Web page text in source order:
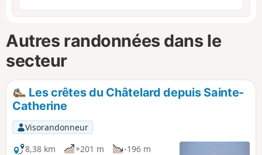
Autres randonnées dans le
secteur
Les crêtes du Châtelard depuis Sainte-
Catherine
Visorandonneur
8,38 km
+201 m
-196 m